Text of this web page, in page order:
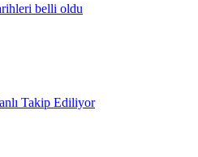
belli oldu
Takip Ediliyor